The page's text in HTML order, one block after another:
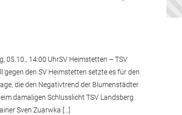
05.10., 14:00 UhrSV Heimstetten – TSV
den SV Heimstetten setzte es für den
die den Negativtrend der Blumenstädter
damaligen Schlusslicht TSV Landsberg
Sven Zuarwka […]